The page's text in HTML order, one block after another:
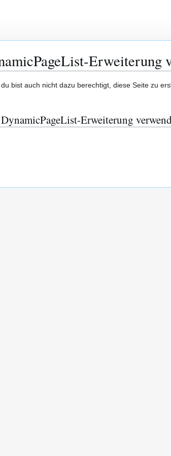
Erweiterung
bist auch nicht dazu berechtigt, diese Seite zu
Erweiterung